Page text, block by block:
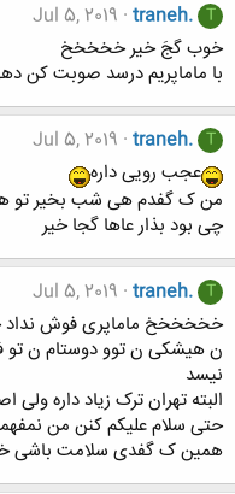
T
traneh.
Jul 5, 2019
خوب گجَ خیر خخخخخ
با ماماپریم درسد صوبت کن
T
traneh.
Jul 5, 2019
عجب رویی داره
من ک گفدم هی شب بخیر
چی بود بذار عاها گجا خیر
T
traneh.
Jul 5, 2019
خخخخخخ ماماپری فوش
ن هیشکی ن توو دوستام ن تو
نیسد
البته تهران ترک زیاد داره
حتی سلام علیکم کنن من
همین ک گفدی سلامت باشی